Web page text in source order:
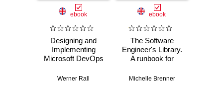
ebook
Designing and
Implementing
Microsoft DevOps
Certification Guide.
Werner Rall
ebook
The Software
Engineer's Library.
A runbook for
systems and a
Michelle Brenner